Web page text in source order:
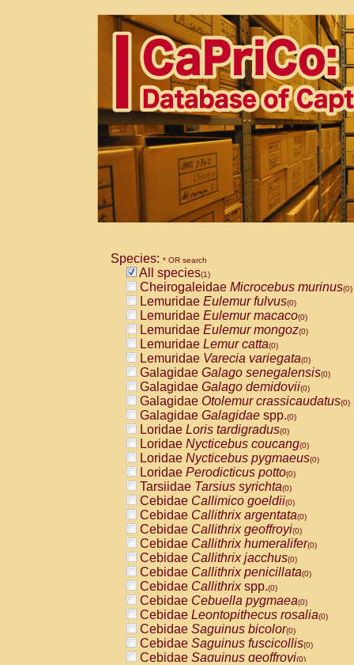
Species: * OR search
All species(1)
Cheirogaleidae Microcebus murinus(0)
Lemuridae Eulemur fulvus(0)
Lemuridae Eulemur macaco(0)
Lemuridae Eulemur mongoz(0)
Lemuridae Lemur catta(0)
Lemuridae Varecia variegata(0)
Galagidae Galago senegalensis(0)
Galagidae Galago demidovii(0)
Galagidae Otolemur crassicaudatus(0)
Galagidae Galagidae spp.(0)
Loridae Loris tardigradus(0)
Loridae Nycticebus coucang(0)
Loridae Nycticebus pygmaeus(0)
Loridae Perodicticus potto(0)
Tarsiidae Tarsius syrichta(0)
Cebidae Callimico goeldii(0)
Cebidae Callithrix argentata(0)
Cebidae Callithrix geoffroyi(0)
Cebidae Callithrix humeralifer(0)
Cebidae Callithrix jacchus(0)
Cebidae Callithrix penicillata(0)
Cebidae Callithrixspp.(0)
Cebidae Cebuella pygmaea(0)
Cebidae Leontopithecus rosalia(0)
Cebidae Saguinus bicolor(0)
Cebidae Saguinus fuscicollis(0)
Cebidae Saguinus geoffroyi(0)